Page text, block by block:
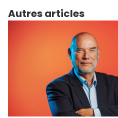
Autres articles